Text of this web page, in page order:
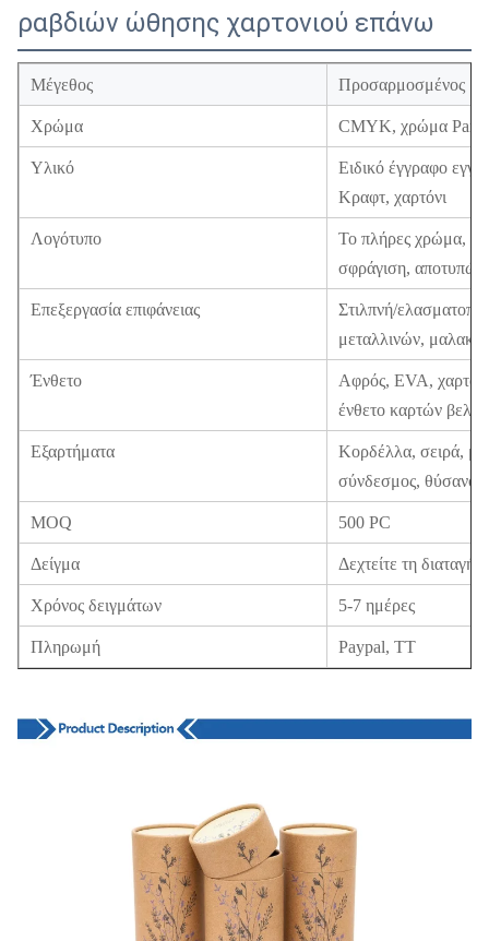
ραβδιών ώθησης χαρτονιού επάνω
Μέγεθος Προσαρμοσμένος
Χρώμα CMYK, χρώμα
Υλικό
Ειδικό έγγραφο
Κραφτ, χαρτόνι
Λογότυπο
Το πλήρες χρώμα,
σφράγιση,
Επεξεργασία επιφάνειας
Στιλπνή/
μεταλλινών, μαλακό
Ένθετο
Αφρός, EVA,
ένθετο καρτών
Εξαρτήματα
Κορδέλλα, σειρά,
σύνδεσμος,
MOQ 500 PC
Δείγμα Δεχτείτε τη διαταγή
Χρόνος δειγμάτων 5-7 ημέρες
Πληρωμή Paypal, TT